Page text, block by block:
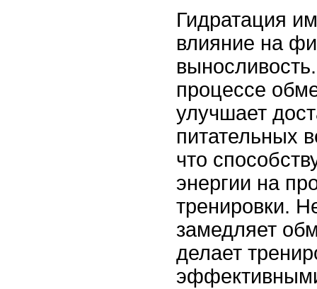
Гидратация
влияние на
процессе
улучшает
питательных
что
энергии на
тренировки.
замедляет
делает